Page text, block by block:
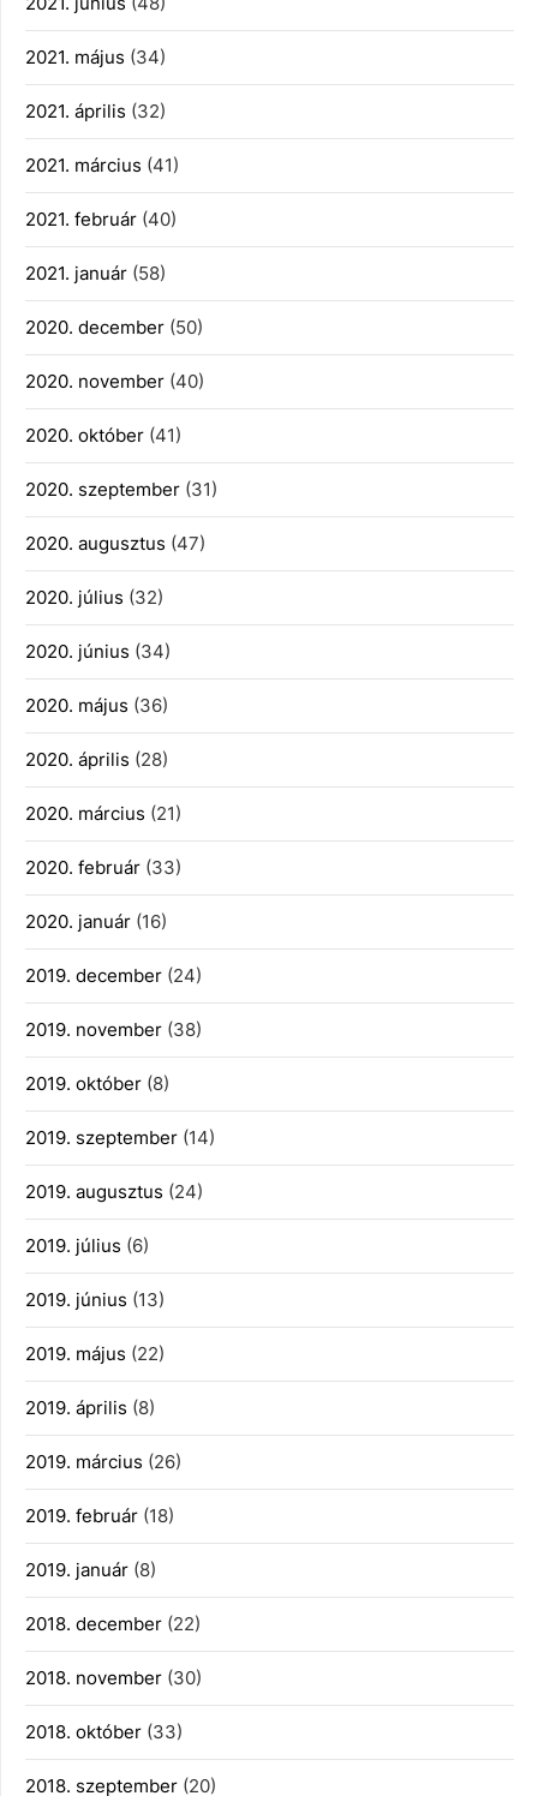
2021. május (34)
2021. április (32)
2021. március (41)
2021. február (40)
2021. január (58)
2020. december (50)
2020. november (40)
2020. október (41)
2020. szeptember (31)
2020. augusztus (47)
2020. július (32)
2020. június (34)
2020. május (36)
2020. április (28)
2020. március (21)
2020. február (33)
2020. január (16)
2019. december (24)
2019. november (38)
2019. október (8)
2019. szeptember (14)
2019. augusztus (24)
2019. július (6)
2019. június (13)
2019. május (22)
2019. április (8)
2019. március (26)
2019. február (18)
2019. január (8)
2018. december (22)
2018. november (30)
2018. október (33)
2018. szeptember (20)